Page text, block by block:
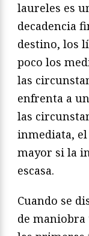
laureles es
decadencia
destino, los
poco los
las
enfrenta a
las
inmediata,
mayor si la
escasa.
Cuando se
de maniobra